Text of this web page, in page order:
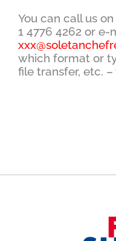
You can call us on
1 4776 4262 or e-
which format or
file transfer, etc.